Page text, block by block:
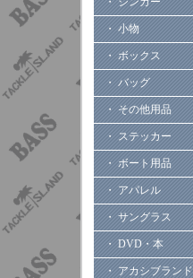
・ 小物
・ ボックス
・ バッグ
・ その他用品
・ ステッカー
・ ボート用品
・ アパレル
・ サングラス
・ DVD・本
・ アカシブランド